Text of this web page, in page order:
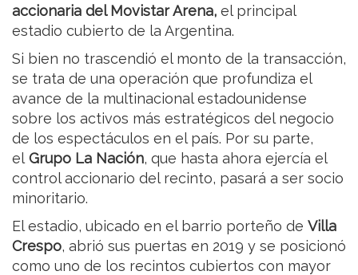
accionaria del Movistar Arena, el principal
estadio cubierto de la Argentina.
Si bien no trascendió el monto de la transacción,
se trata de una operación que profundiza el
avance de la multinacional estadounidense
sobre los activos más estratégicos del negocio
de los espectáculos en el país. Por su parte,
el Grupo La Nación, que hasta ahora ejercía el
control accionario del recinto, pasará a ser socio
minoritario.
El estadio, ubicado en el barrio porteño de Villa
Crespo, abrió sus puertas en 2019 y se posicionó
como uno de los recintos cubiertos con mayor